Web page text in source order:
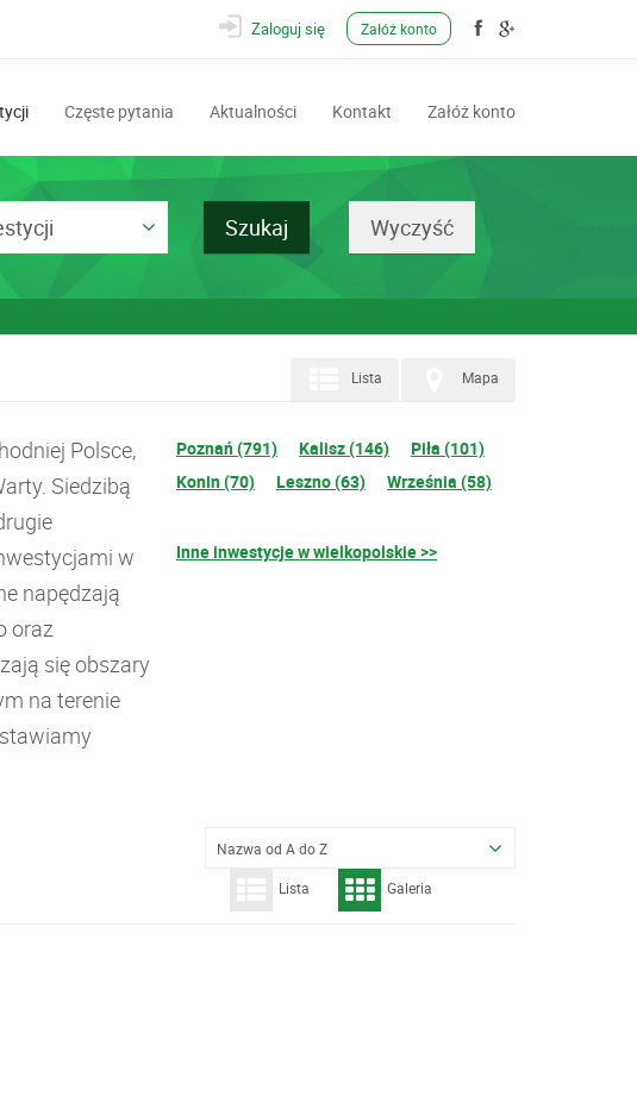
Zaloguj się Załóż konto
Częste pytania Aktualności Kontakt Załóż konto
Mapa
Lista
Polsce,
Siedzibą
w
napędzają
oraz
się obszary
na terenie
Poznań (791) Kalisz (146)
Piła (101)
Konin (70)
Leszno (63) Września (58)
Inne inwestycje w wielkopolskie >>
Nazwa od A do Z
Lista Galeria